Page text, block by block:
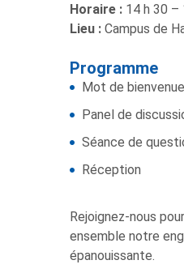
Horaire :14 h 30 –
Lieu :Campus de
Programme
Mot de bienvenue
Panel de
Séance de
Réception
Rejoignez-nous
ensemble notre
épanouissante.